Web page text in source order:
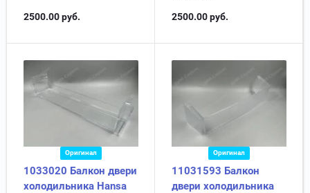
2500.00руб. 2500.00руб.
Оригинал
1033020 Балкон двери
холодильника Hansa
Оригинал
11031593 Балкон
двери холодильника